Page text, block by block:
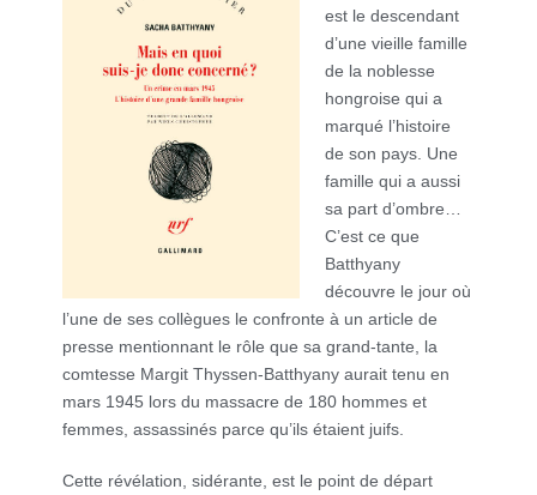
est le descendant
d’une vieille famille
de la noblesse
hongroise qui a
marqué l’histoire
de son pays. Une
famille qui a aussi
sa part d’ombre…
C’est ce que
Batthyany
découvre le jour où
l’une de ses collègues le confronte à un article de
presse mentionnant le rôle que sa grand-tante, la
comtesse Margit Thyssen-Batthyany aurait tenu en
mars 1945 lors du massacre de 180 hommes et
femmes, assassinés parce qu’ils étaient juifs.
Cette révélation, sidérante, est le point de départ